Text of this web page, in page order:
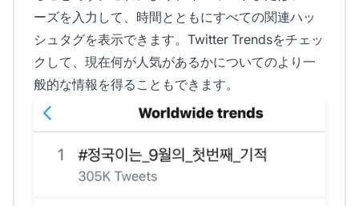
ーズを入力して、時間とともにすべての関連ハッ
シュタグを表示できます。Twitter Trendsをチェッ
クして、現在何が人気があるかについてのより一
般的な情報を得ることもできます。